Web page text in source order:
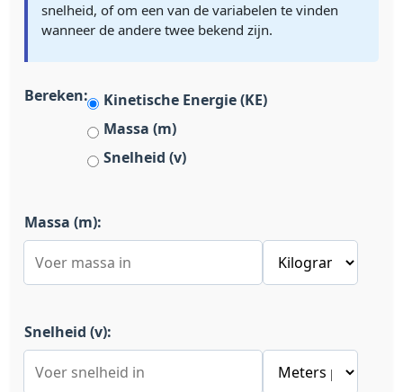
snelheid, of om een van de variabelen te vinden
wanneer de andere twee bekend zijn.
Bereken:
Kinetische Energie (KE)
Massa (m)
Snelheid (v)
Massa (m):
Snelheid (v):